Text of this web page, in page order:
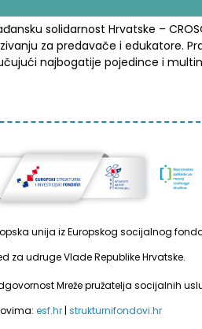
solidarnost Hrvatske –
za predavače i edukatore.
najbogatije pojedince i
unija iz Europskog socijalnog
za udruge Vlade Republike Hrvatske.
Mreže pružatelja socijalnih
esf.hr | strukturnifondovi.hr